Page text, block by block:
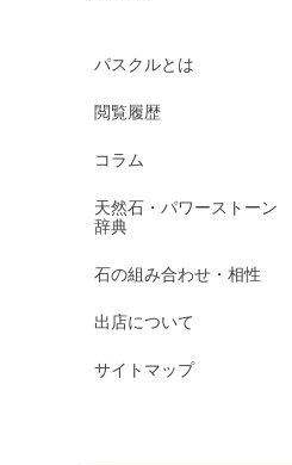
パスクルとは
閲覧履歴
コラム
天然石・パワーストーン
辞典
石の組み合わせ・相性
出店について
サイトマップ